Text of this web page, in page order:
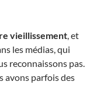
vieillissement, et
les médias, qui
reconnaissons pas.
avons parfois des